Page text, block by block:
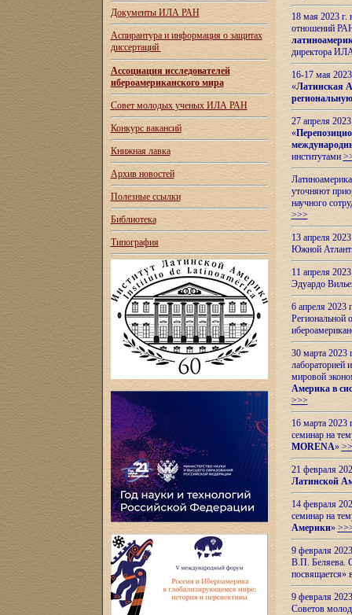
Документы ИЛА РАН
Аспирантура и информация о защитах
диссертаций
Ассоциация исследователей
ибероамериканского мира
Совет молодых ученых ИЛА РАН
Конкурс вакансий
Книжная лавка
Архив новостей
Полезные ссылки
Библиотека
Типография
18 мая 2023
отношений
директора
16-17 мая
«Латинская
27 апреля
«
институтами
уточняют
научного
>>>
13 апреля
Южной
11 апреля
Эдуардо
6 апреля
Региональной
30 марта 2023
лабораторией
мировой
Америка в
>>>
16 марта 2023
семинар на
MORENA»
21 февраля
Латинской
14 февраля
семинар на
Америки»
9 февраля
В.П. Беляева.
посвящается»
9 февраля
Советов